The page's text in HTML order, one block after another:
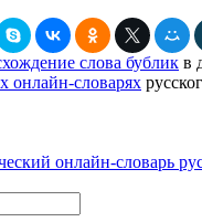
слова бублик в
онлайн-словарях
онлайн-словарь